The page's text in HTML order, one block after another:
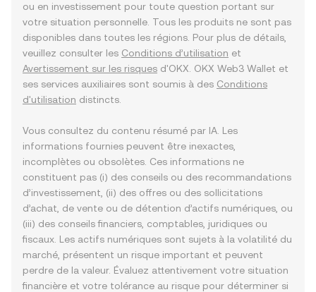
ou en investissement pour toute question portant sur
votre situation personnelle. Tous les produits ne sont pas
disponibles dans toutes les régions. Pour plus de détails,
veuillez consulter les Conditions d’utilisation et
Avertissement sur les risques d'OKX. OKX Web3 Wallet et
ses services auxiliaires sont soumis à des Conditions
d'utilisation distincts.
Vous consultez du contenu résumé par IA. Les
informations fournies peuvent être inexactes,
incomplètes ou obsolètes. Ces informations ne
constituent pas (i) des conseils ou des recommandations
d’investissement, (ii) des offres ou des sollicitations
d’achat, de vente ou de détention d’actifs numériques, ou
(iii) des conseils financiers, comptables, juridiques ou
fiscaux. Les actifs numériques sont sujets à la volatilité du
marché, présentent un risque important et peuvent
perdre de la valeur. Évaluez attentivement votre situation
financière et votre tolérance au risque pour déterminer si